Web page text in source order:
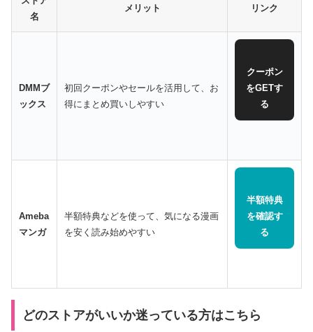
名
メリット リンク
DMMブ
ックス
初回クーポンやセールを活用して、お
得にまとめ買いしやすい
クーポン
をGETす
る
Ameba
マンガ
半額特典などを使って、気になる漫画
を安く読み始めやすい
半額特典
を確認す
る
どのストアがいいか迷っている方はこちら